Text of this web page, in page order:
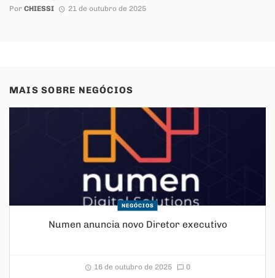
Por CHIESSI 21 de outubro de 2025
MAIS SOBRE NEGÓCIOS
NEGÓCIOS
Numen anuncia novo Diretor executivo
16 de outubro de 2025 0